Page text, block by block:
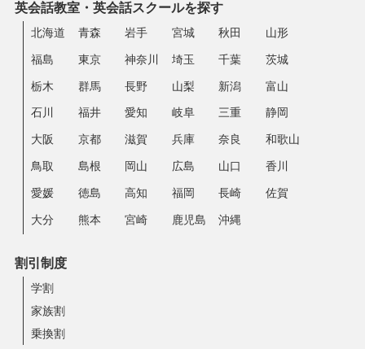
英会話教室・英会話スクールを探す
北海道 青森 岩手 宮城 秋田 山形
福島 東京 神奈川 埼玉 千葉 茨城
栃木 群馬 長野 山梨 新潟 富山
石川 福井 愛知 岐阜 三重 静岡
大阪 京都 滋賀 兵庫 奈良 和歌山
鳥取 島根 岡山 広島 山口 香川
愛媛 徳島 高知 福岡 長崎 佐賀
大分 熊本 宮崎 鹿児島 沖縄
割引制度
学割
家族割
乗換割